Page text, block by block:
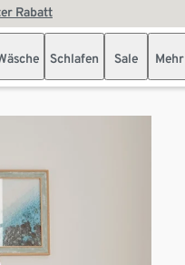
Rabatt
Schlafen Sale Mehr